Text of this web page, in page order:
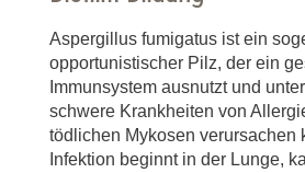
Aspergillus fumigatus ist ein
opportunistischer Pilz, der ein
Immunsystem ausnutzt und
schwere Krankheiten von
tödlichen Mykosen verursachen
Infektion beginnt in der Lunge,